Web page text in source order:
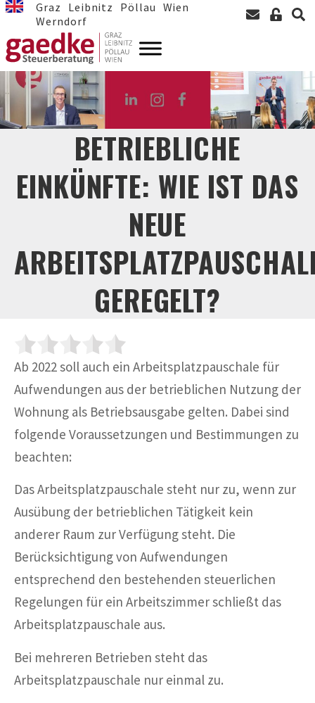
Graz Leibnitz Pöllau Wien
Werndorf
BETRIEBLICHE
EINKÜNFTE: WIE IST DAS
NEUE
GEREGELT?
Ab 2022 soll auch ein Arbeitsplatzpauschale für
Aufwendungen aus der betrieblichen Nutzung der
Wohnung als Betriebsausgabe gelten. Dabei sind
folgende Voraussetzungen und Bestimmungen zu
beachten:
Das Arbeitsplatzpauschale steht nur zu, wenn zur
Ausübung der betrieblichen Tätigkeit kein
anderer Raum zur Verfügung steht. Die
Berücksichtigung von Aufwendungen
entsprechend den bestehenden steuerlichen
Regelungen für ein Arbeitszimmer schließt das
Arbeitsplatzpauschale aus.
Bei mehreren Betrieben steht das
Arbeitsplatzpauschale nur einmal zu.